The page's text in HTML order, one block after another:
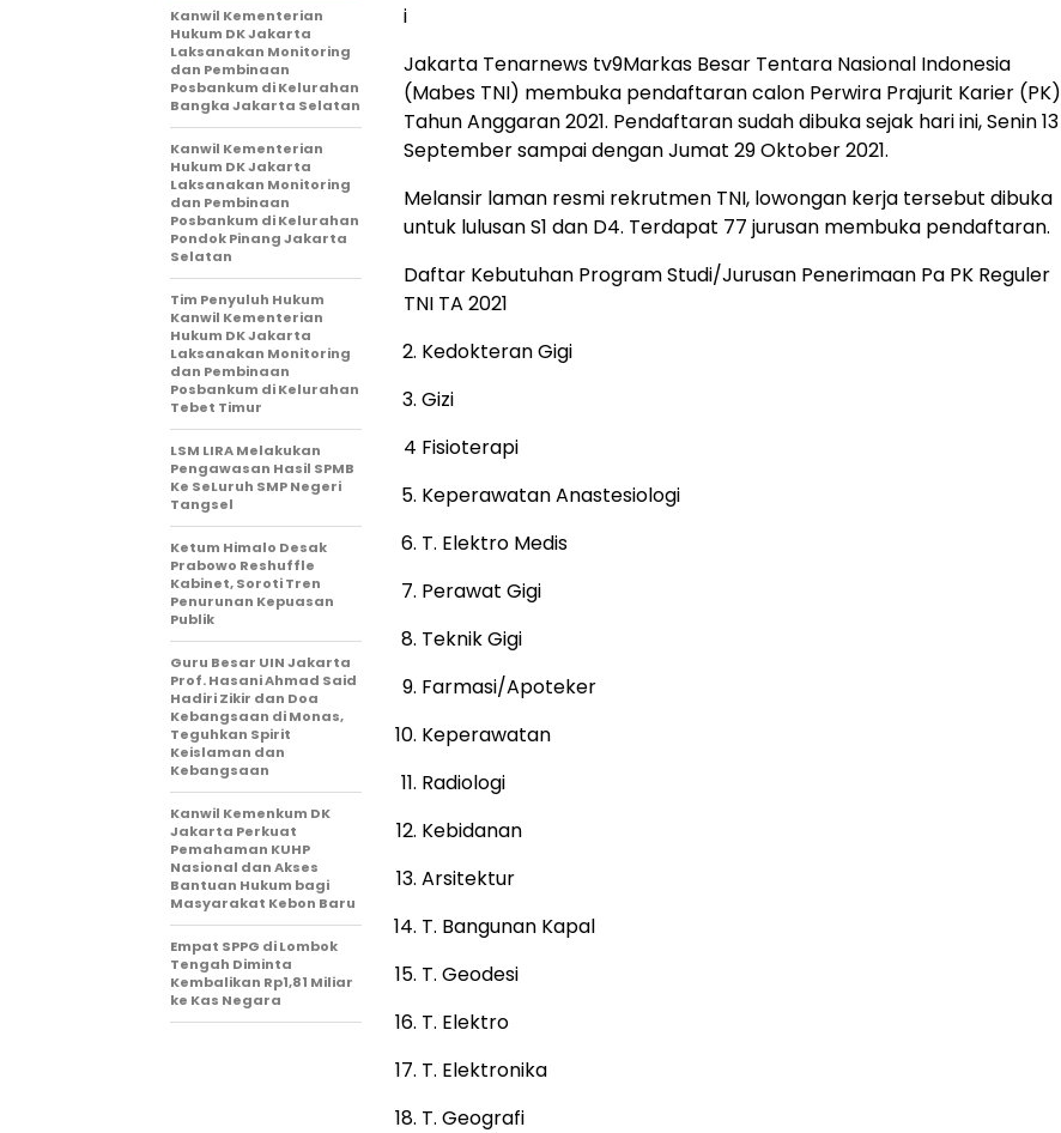
i
Jakarta Tenarnews tv9Markas Besar Tentara Nasional Indonesia
(Mabes TNI) membuka pendaftaran calon Perwira Prajurit Karier (PK)
Tahun Anggaran 2021. Pendaftaran sudah dibuka sejak hari ini, Senin 13
September sampai dengan Jumat 29 Oktober 2021.
Melansir laman resmi rekrutmen TNI, lowongan kerja tersebut dibuka
untuk lulusan S1 dan D4. Terdapat 77 jurusan membuka pendaftaran.
Daftar Kebutuhan Program Studi/Jurusan Penerimaan Pa PK Reguler
TNI TA 2021
Kedokteran Gigi
Gizi
4 Fisioterapi
Keperawatan Anastesiologi
T. Elektro Medis
Perawat Gigi
Teknik Gigi
Farmasi/Apoteker
Keperawatan
Radiologi
Kebidanan
Arsitektur
T. Bangunan Kapal
T. Geodesi
T. Elektro
T. Elektronika
T. Geografi
Kanwil Kementerian
Hukum DK Jakarta
Laksanakan Monitoring
dan Pembinaan
Posbankum di Kelurahan
Bangka Jakarta Selatan
Kanwil Kementerian
Hukum DK Jakarta
Laksanakan Monitoring
dan Pembinaan
Posbankum di Kelurahan
Pondok Pinang Jakarta
Selatan
Tim Penyuluh Hukum
Kanwil Kementerian
Hukum DK Jakarta
Laksanakan Monitoring
dan Pembinaan
Posbankum di Kelurahan
Tebet Timur
LSM LIRA Melakukan
Pengawasan Hasil SPMB
Ke SeLuruh SMP Negeri
Tangsel
Ketum Himalo Desak
Prabowo Reshuffle
Kabinet, Soroti Tren
Penurunan Kepuasan
Publik
Guru Besar UIN Jakarta
Prof. Hasani Ahmad Said
Hadiri Zikir dan Doa
Kebangsaan di Monas,
Teguhkan Spirit
Keislaman dan
Kebangsaan
Kanwil Kemenkum DK
Jakarta Perkuat
Pemahaman KUHP
Nasional dan Akses
Bantuan Hukum bagi
Masyarakat Kebon Baru
Empat SPPG di Lombok
Tengah Diminta
Kembalikan Rp1,81 Miliar
ke Kas Negara